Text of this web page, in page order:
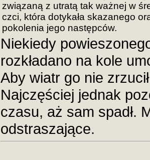
związaną z utratą tak ważnej w
czci, która dotykała skazanego
pokolenia jego następców.
Niekiedy
rozkładano na kole
Aby wiatr go nie
Najczęściej jednak
czasu, aż sam spadł.
odstraszające.